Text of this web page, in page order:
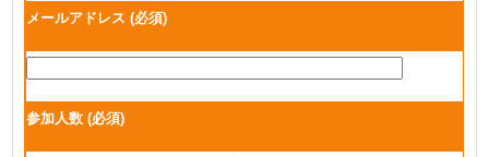
メールアドレス (必須)
参加人数 (必須)